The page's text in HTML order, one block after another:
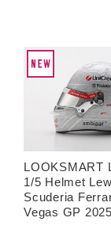
LOOKSMART
1/5 Helmet
Scuderia
Vegas GP 2025